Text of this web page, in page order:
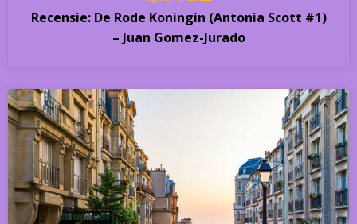
Recensie: De Rode Koningin (Antonia Scott #1)
– Juan Gomez-Jurado